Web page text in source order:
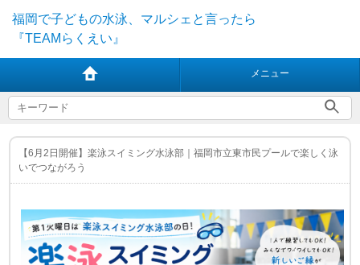
福岡で子どもの水泳、マルシェと言ったら
『TEAMらくえい』
メニュー
【6月2日開催】楽泳スイミング水泳部｜福岡市立東市民プールで楽しく泳
いでつながろう